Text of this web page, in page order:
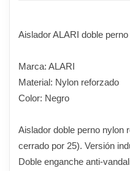
Aislador ALARI doble
Marca: ALARI
Material: Nylon reforzado
Color: Negro
Aislador doble perno nylon
cerrado por 25). Versión
Doble enganche anti-